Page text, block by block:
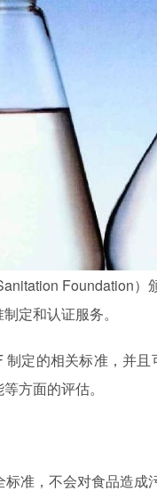
Foundation）
定和认证服务。
制定的相关标准，并且
方面的评估。
准，不会对食品造成